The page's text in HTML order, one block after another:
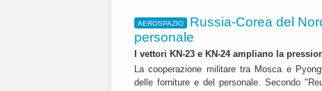
AEROSPAZIO
Russia-Corea del
personale
I vettori KN-23 e KN-24 ampliano la
La cooperazione militare tra Mosca e
delle forniture e del personale. Secondo